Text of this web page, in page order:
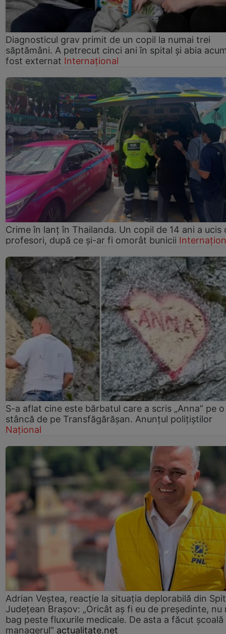
Diagnosticul grav primit de un copil la numai trei
săptămâni. A petrecut cinci ani în spital și abia
fost externat Internațional
Crime în lanț în Thailanda. Un copil de 14 ani a ucis
profesori, după ce și-ar fi omorât bunicii
S-a aflat cine este bărbatul care a scris „Anna” pe o
stâncă de pe Transfăgărășan. Anunțul polițiștilor
Național
Adrian Veștea, reacție la situația deplorabilă din
Județean Brașov: „Oricât aș fi eu de președinte, nu
bag peste fluxurile medicale. De asta a făcut școală
managerul” actualitate.net